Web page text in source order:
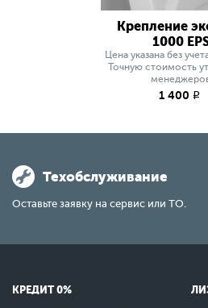
Крепление
1000
Цена указана без
Точную стоимость
1 400 q
Техобслуживание
Оставьте заявку на сервис или ТО.
КРЕДИТ 0%